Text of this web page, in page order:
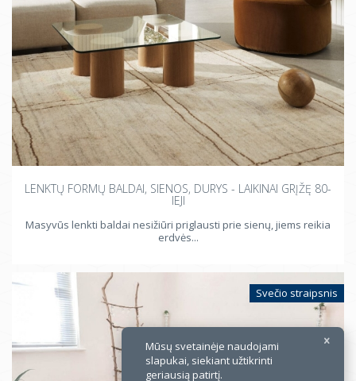
×
LENKTŲ FORMŲ BALDAI, SIENOS, DURYS - LAIKINAI GRĮŽĘ 80-
IEJI
Masyvūs lenkti baldai nesižiūri priglausti prie sienų, jiems reikia
erdvės...
Svečio straipsnis
Mūsų svetainėje naudojami
slapukai, siekiant užtikrinti
geriausią patirtį.